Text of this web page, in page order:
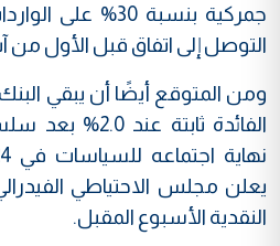
جمركية بنسبة 30%
التوصل إلى اتفاق قبل الأول من
ومن المتوقع أيضًا أن يبقي
الفائدة ثابتة
يعلن مجلس الاحتياطي
النقدية الأسبوع المقبل.